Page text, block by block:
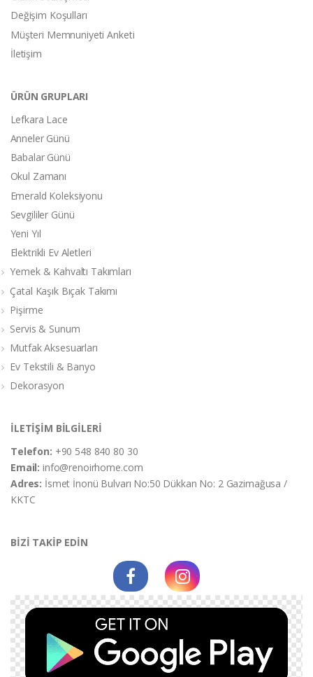
Değişim Koşulları
Müşteri Memnuniyeti Anketi
İletişim
ÜRÜN GRUPLARI
Lefkara Lace
Anneler Günü
Babalar Günü
Okul Zamanı
Emerald Koleksiyonu
Sevgililer Günü
Yeni Yıl
Elektrikli Ev Aletleri
Yemek & Kahvaltı Takımları
Çatal Kaşık Bıçak Takımı
Pişirme
Servis & Sunum
Mutfak Aksesuarları
Ev Tekstili & Banyo
Dekorasyon
İLETİŞİM BİLGİLERİ
Telefon: +90 548 840 80 30
Email:info@renoirhome.com
Adres: İsmet İnonü Bulvarı No:50 Dükkan No: 2 Gazimağusa /
KKTC
BİZİ TAKİP EDİN